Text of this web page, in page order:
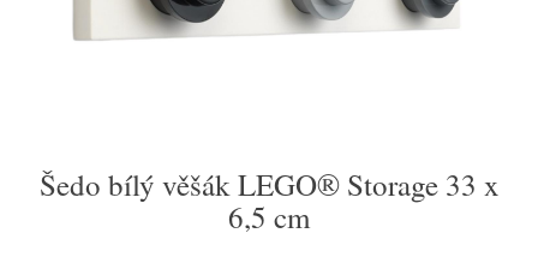
Šedo bílý věšák LEGO® Storage 33 x
6,5 cm